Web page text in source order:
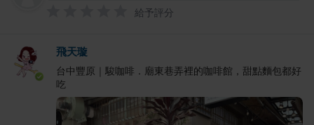
給予評分
飛天璇
台中豐原｜駿咖啡．廟東巷弄裡的咖啡館，甜點麵包都好
吃